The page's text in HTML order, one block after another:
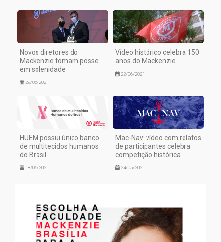
Novos diretores do
Mackenzie tomam posse
em solenidade
29/06/2021
Vídeo histórico celebra 150
anos do Mackenzie
22/06/2021
HUEM possui único banco
de multitecidos humanos
do Brasil
18/06/2021
Mac-Nav: vídeo com relatos
de participantes celebra
competição histórica
24/05/2021